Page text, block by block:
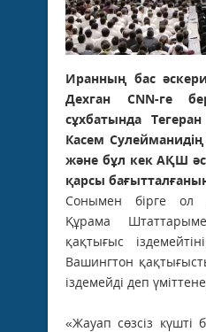
Иранның бас
Дехган CNN-ге
сұхбатында
Касем
және бұл кек АҚШ
қарсы бағытталға
Сонымен бірге ол
Құрама
қақтығыс
Вашингтон
іздемейді деп
«Жауап сөзсіз күшті